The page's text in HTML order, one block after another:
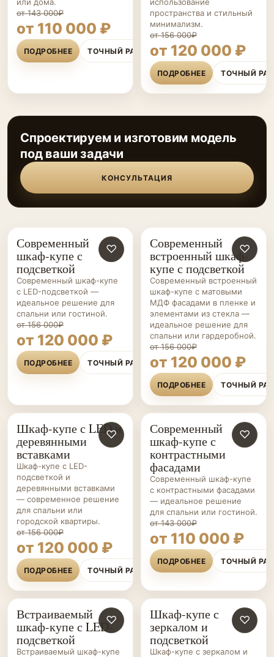
от 143 000₽
от 110 000 ₽
ПОДРОБНЕЕ ТОЧНЫЙ РАСЧЁТ
пространства и стильный
минимализм.
от 156 000₽
от 120 000 ₽
ПОДРОБНЕЕ ТОЧНЫЙ
Спроектируем и изготовим модель
под ваши задачи
КОНСУЛЬТАЦИЯ
ШКАФЫ-
КУПЕ НА ЗАКАЗ
♡
Современный
шкаф-купе с
подсветкой
Современный шкаф-купе
с LED-подсветкой —
идеальное решение для
спальни или гостиной.
от 156 000₽
от 120 000 ₽
ПОДРОБНЕЕ ТОЧНЫЙ РАСЧЁТ
ШКАФЫ-
КУПЕ НА ЗАКАЗ
♡
Современный
встроенный шкаф-
купе с подсветкой
Современный встроенный
шкаф-купе с матовыми
МДФ фасадами в пленке и
элементами из стекла —
идеальное решение для
спальни или гардеробной.
от 156 000₽
от 120 000 ₽
ПОДРОБНЕЕ ТОЧНЫЙ
ШКАФЫ-
КУПЕ НА ЗАКАЗ
♡
Шкаф-купе с LED и
деревянными
вставками
Шкаф-купе с LED-
подсветкой и
деревянными вставками
— современное решение
для спальни или
городской квартиры.
от 156 000₽
от 120 000 ₽
ПОДРОБНЕЕ ТОЧНЫЙ РАСЧЁТ
ШКАФЫ-
КУПЕ НА ЗАКАЗ
♡
Современный
шкаф-купе с
контрастными
фасадами
Современный шкаф-купе
с контрастными фасадами
— идеальное решение
для спальни или гостиной.
от 143 000₽
от 110 000 ₽
ПОДРОБНЕЕ ТОЧНЫЙ
ШКАФЫ-
КУПЕ НА ЗАКАЗ
♡
Встраиваемый
шкаф-купе с LED-
подсветкой
Встраиваемый шкаф-купе
ШКАФЫ-
КУПЕ НА ЗАКАЗ
♡
Шкаф-купе с
зеркалом и
подсветкой
Шкаф-купе с зеркалом и